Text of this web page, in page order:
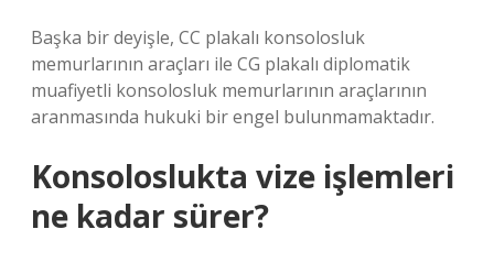
Başka bir deyişle, CC plakalı konsolosluk
memurlarının araçları ile CG plakalı diplomatik
muafiyetli konsolosluk memurlarının araçlarının
aranmasında hukuki bir engel bulunmamaktadır.
Konsoloslukta vize işlemleri
ne kadar sürer?